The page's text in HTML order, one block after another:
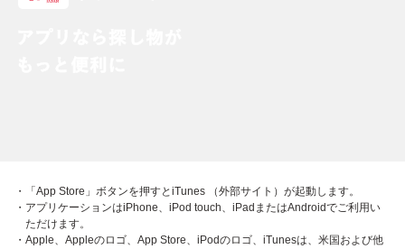
・「App Store」ボタンを押すとiTunes （外部サイト）が起動します。
・アプリケーションはiPhone、iPod touch、iPadまたはAndroidでご利用い
ただけます。
・Apple、Appleのロゴ、App Store、iPodのロゴ、iTunesは、米国および他